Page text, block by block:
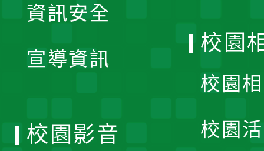
資訊安全
宣導資訊
校園
校園
校園
校園影音